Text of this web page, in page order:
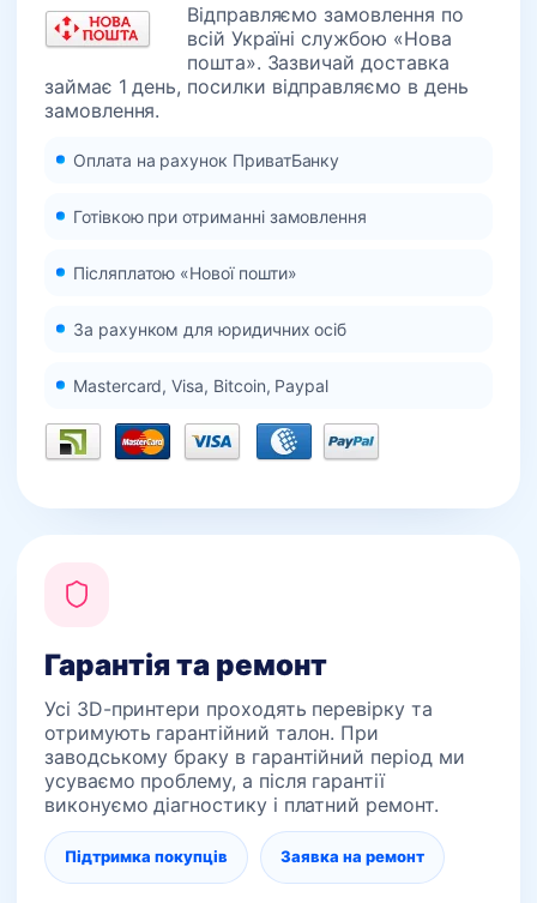
Відправляємо замовлення по
всій Україні службою «Нова
пошта». Зазвичай доставка
займає 1 день, посилки відправляємо в день
замовлення.
Оплата на рахунок ПриватБанку
Готівкою при отриманні замовлення
Післяплатою «Нової пошти»
За рахунком для юридичних осіб
Mastercard, Visa, Bitcoin, Paypal
Гарантія та ремонт
Усі 3D-принтери проходять перевірку та
отримують гарантійний талон. При
заводському браку в гарантійний період ми
усуваємо проблему, а після гарантії
виконуємо діагностику і платний ремонт.
Підтримка покупців Заявка на ремонт